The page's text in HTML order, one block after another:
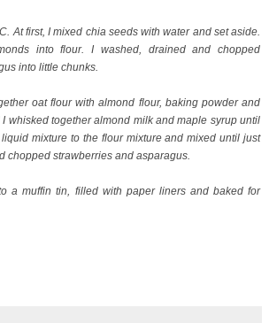
At first, I mixed chia seeds with water and set aside.
into flour. I washed, drained and chopped
into little chunks.
oat flour with almond flour, baking powder and
whisked together almond milk and maple syrup until
mixture to the flour mixture and mixed until just
chopped strawberries and asparagus.
a muffin tin, filled with paper liners and baked for